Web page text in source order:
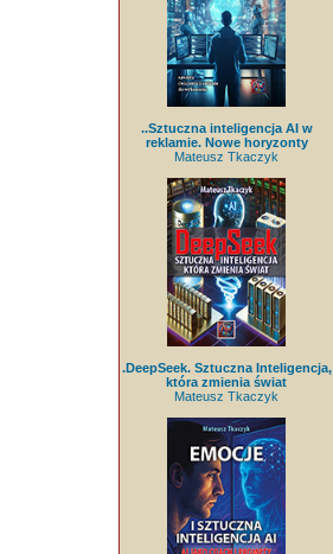
..Sztuczna inteligencja AI w
reklamie. Nowe horyzonty
Mateusz Tkaczyk
.DeepSeek. Sztuczna Inteligencja,
która zmienia świat
Mateusz Tkaczyk